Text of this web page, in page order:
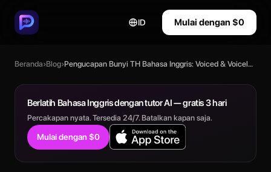
ID Mulai dengan $0
Beranda›Blog› Pengucapan Bunyi TH Bahasa Inggris: Voiced & Voiceless
Berlatih Bahasa Inggris dengan tutor AI — gratis 3 hari
Percakapan nyata. Tersedia 24/7. Batalkan kapan saja.
Mulai dengan $0